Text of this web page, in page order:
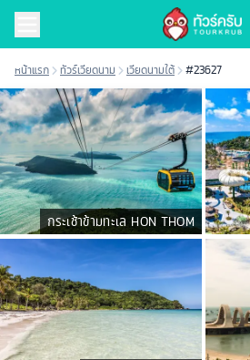
หน้าแรก ทัวร์เวียดนาม เวียดนามใต้ #23627
กระเช้าข้ามทะเล HON THOM